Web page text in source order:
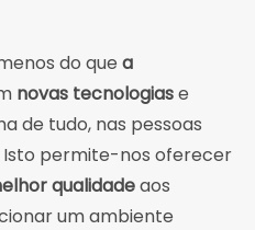
do que a
novas tecnologiase
de tudo, nas pessoas
Isto permite-nos oferecer
qualidadeaos
um ambiente